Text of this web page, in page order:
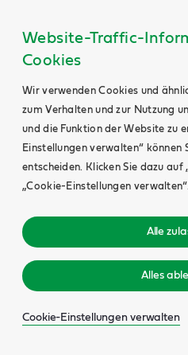
Website-Traffic-
Cookies
Wir verwenden Cookies und
zum Verhalten und zur Nutzung
und die Funktion der Website zu
Einstellungen verwalten“ können
entscheiden. Klicken Sie dazu
„Cookie-Einstellungen verwalten“.
Alle
Alles
Cookie-Einstellungen verwalten